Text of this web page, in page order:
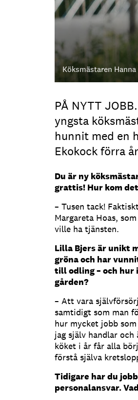
Köksmästaren
PÅ NYTT
yngsta
hunnit med en
Ekokock förra
Du är ny
grattis! Hur kom
– Tusen tack!
Margareta Hoas,
ville ha tjänsten.
Lilla Bjers är unikt
gröna och har
till odling – och hur
gården?
– Att vara
samtidigt som man
hur mycket jobb
jag själv handlar
köket i år får alla
förstå själva
Tidigare har du
personalansvar.